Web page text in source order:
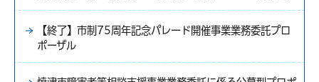
【終了】市制75周年記念パレード開催事業業務委託プロ
ポーザル